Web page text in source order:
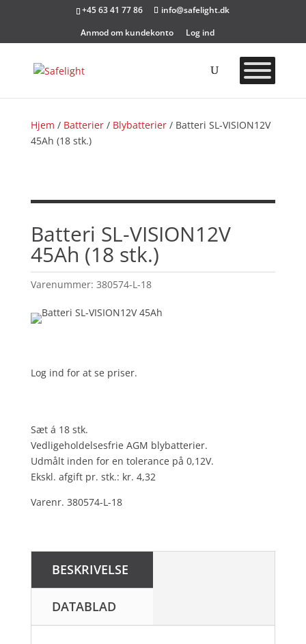
+45 63 41 77 86
info@safelight.dk
Anmod om kundekonto
Log ind
Hjem / Batterier/ Blybatterier/ Batteri SL-VISION12V
45Ah (18 stk.)
Batteri SL-VISION12V
45Ah (18 stk.)
Varenummer: 380574-L-18
Log ind for at se priser.
Sæt á 18 stk.
Vedligeholdelsesfrie AGM blybatterier.
Udmålt inden for en tolerance på 0,12V.
Ekskl. afgift pr. stk.: kr. 4,32
Varenr. 380574-L-18
BESKRIVELSE
DATABLAD